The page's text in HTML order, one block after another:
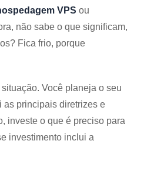
VPS ou
não sabe o que significam,
Fica frio, porque
Você planeja o seu
as principais diretrizes e
investe o que é preciso para
investimento inclui a